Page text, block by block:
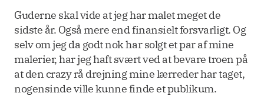
Guderne skal vide at jeg har malet meget de
sidste år. Også mere end finansielt forsvarligt. Og
selv om jeg da godt nok har solgt et par af mine
malerier, har jeg haft svært ved at bevare troen på
at den crazy rå drejning mine lærreder har taget,
nogensinde ville kunne finde et publikum.